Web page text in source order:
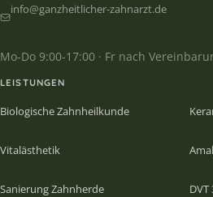
LEISTUNGEN
Biologische Zahnheilkunde
Vitalästhetik
Sanierung Zahnherde
info@ganzheitlicher-zahnarzt.de
Mo-Do 9:00-17:00 · Fr nach